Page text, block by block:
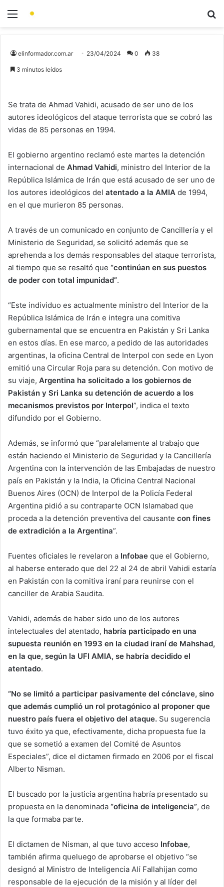
elinformador.com.ar 23/04/2024 0 38
3 minutos leídos
Se trata de Ahmad Vahidi, acusado de ser uno de los
autores ideológicos del ataque terrorista que se cobró las
vidas de 85 personas en 1994.
El gobierno argentino reclamó este martes la detención
internacional de Ahmad Vahidi, ministro del Interior de la
República Islámica de Irán que está acusado de ser uno de
los autores ideológicos del atentado a la AMIA de 1994,
en el que murieron 85 personas.
A través de un comunicado en conjunto de Cancillería y el
Ministerio de Seguridad, se solicitó además que se
aprehenda a los demás responsables del ataque terrorista,
al tiempo que se resaltó que “continúan en sus puestos
de poder con total impunidad”.
“Este individuo es actualmente ministro del Interior de la
República Islámica de Irán e integra una comitiva
gubernamental que se encuentra en Pakistán y Sri Lanka
en estos días. En ese marco, a pedido de las autoridades
argentinas, la oficina Central de Interpol con sede en Lyon
emitió una Circular Roja para su detención. Con motivo de
su viaje, Argentina ha solicitado a los gobiernos de
Pakistán y Sri Lanka su detención de acuerdo a los
mecanismos previstos por Interpol”, indica el texto
difundido por el Gobierno.
Además, se informó que “paralelamente al trabajo que
están haciendo el Ministerio de Seguridad y la Cancillería
Argentina con la intervención de las Embajadas de nuestro
país en Pakistán y la India, la Oficina Central Nacional
Buenos Aires (OCN) de Interpol de la Policía Federal
Argentina pidió a su contraparte OCN Islamabad que
proceda a la detención preventiva del causante con fines
de extradición a la Argentina”.
Fuentes oficiales le revelaron a Infobae que el Gobierno,
al haberse enterado que del 22 al 24 de abril Vahidi estaría
en Pakistán con la comitiva iraní para reunirse con el
canciller de Arabia Saudita.
Vahidi, además de haber sido uno de los autores
intelectuales del atentado, habría participado en una
supuesta reunión en 1993 en la ciudad iraní de Mahshad,
en la que, según la UFI AMIA, se habría decidido el
atentado.
“No se limitó a participar pasivamente del cónclave, sino
que además cumplió un rol protagónico al proponer que
nuestro país fuera el objetivo del ataque. Su sugerencia
tuvo éxito ya que, efectivamente, dicha propuesta fue la
que se sometió a examen del Comité de Asuntos
Especiales”, dice el dictamen firmado en 2006 por el fiscal
Alberto Nisman.
El buscado por la justicia argentina habría presentado su
propuesta en la denominada “oficina de inteligencia”, de
la que formaba parte.
El dictamen de Nisman, al que tuvo acceso Infobae,
también afirma queluego de aprobarse el objetivo “se
designó al Ministro de Inteligencia Alí Fallahijan como
responsable de la ejecución de la misión y al líder del